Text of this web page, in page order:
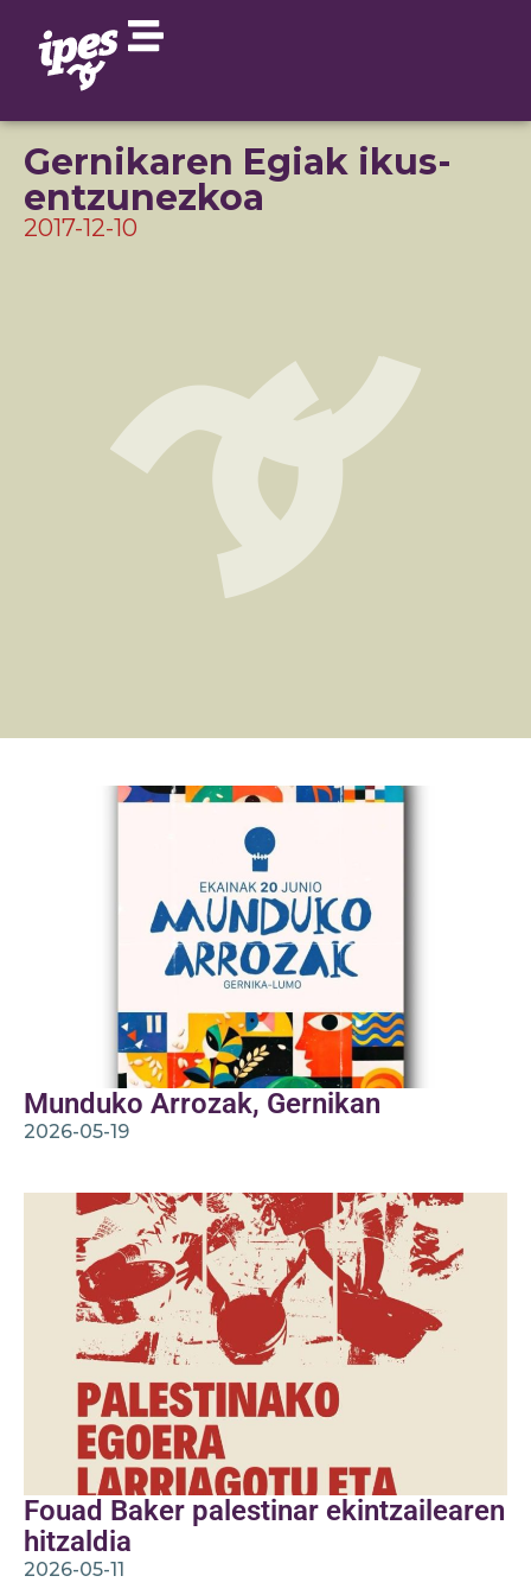
Gernikaren Egiak ikus-
entzunezkoa
2017-12-10
Munduko Arrozak, Gernikan
2026-05-19
Fouad Baker palestinar ekintzailearen
hitzaldia
2026-05-11